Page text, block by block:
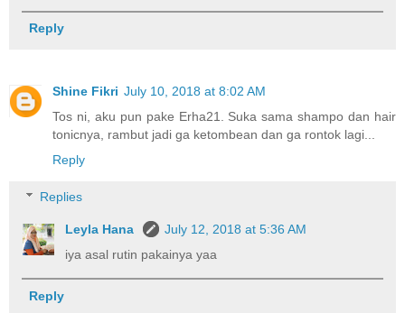
Reply
Shine Fikri July 10, 2018 at 8:02 AM
Tos ni, aku pun pake Erha21. Suka sama shampo dan hair
tonicnya, rambut jadi ga ketombean dan ga rontok lagi...
Reply
Replies
Leyla Hana
July 12, 2018 at 5:36 AM
iya asal rutin pakainya yaa
Reply